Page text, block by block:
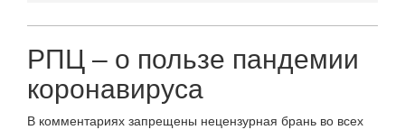
РПЦ – о пользе пандемии
коронавируса
В комментариях запрещены нецензурная брань во всех